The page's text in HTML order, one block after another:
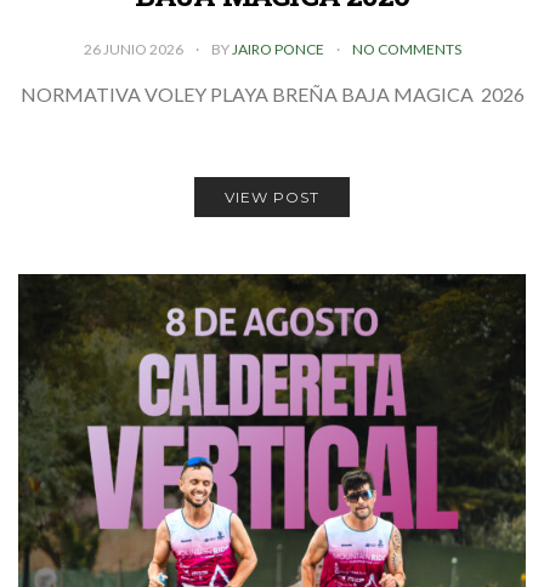
26 JUNIO 2026 BY JAIRO PONCE NO COMMENTS
NORMATIVA VOLEY PLAYA BREÑA BAJA MAGICA 2026
VIEW POST